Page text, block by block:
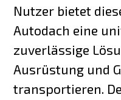
Nutzer bietet
Autodach eine
zuverlässige
Ausrüstung und
transportieren.